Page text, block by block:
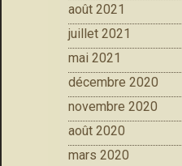
août 2021
juillet 2021
mai 2021
décembre 2020
novembre 2020
août 2020
mars 2020